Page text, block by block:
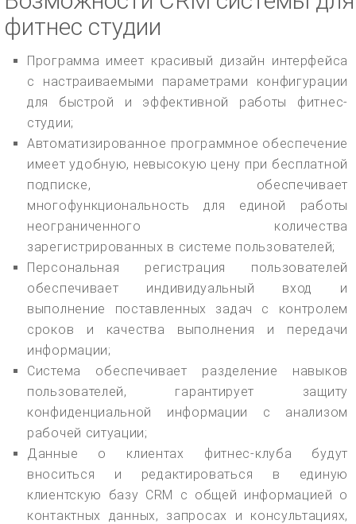
фитнес студии
Программа имеет красивый дизайн интерфейса
с настраиваемыми параметрами конфигурации
для быстрой и эффективной работы фитнес-
студии;
Автоматизированное программное обеспечение
имеет удобную, невысокую цену при бесплатной
подписке, обеспечивает
многофункциональность для единой работы
неограниченного количества
зарегистрированных в системе пользователей;
Персональная регистрация пользователей
обеспечивает индивидуальный вход и
выполнение поставленных задач с контролем
сроков и качества выполнения и передачи
информации;
Система обеспечивает разделение навыков
пользователей, гарантирует защиту
конфиденциальной информации с анализом
рабочей ситуации;
Данные о клиентах фитнес-клуба будут
вноситься и редактироваться в единую
клиентскую базу CRM с общей информацией о
контактных данных, запросах и консультациях,